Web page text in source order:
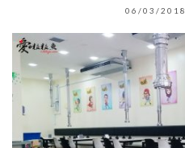
06/03/2018